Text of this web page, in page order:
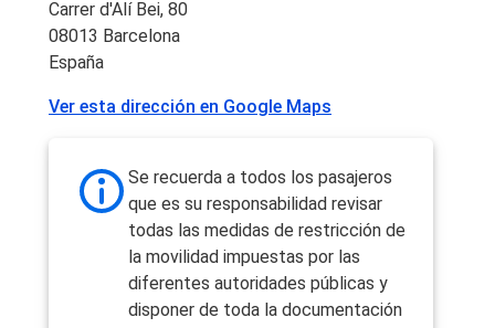
Carrer d'Alí Bei, 80
08013 Barcelona
España
Ver esta dirección en Google Maps
Se recuerda a todos los pasajeros
que es su responsabilidad revisar
todas las medidas de restricción de
la movilidad impuestas por las
diferentes autoridades públicas y
disponer de toda la documentación